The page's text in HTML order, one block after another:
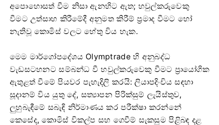
අපොහොසත් වීම නිසා ඇනහිට ඇත; හවුල්කරුවෙකු
වීමට උත්සාහ කිරීමේදී අනුමත කිරීම් ප්‍රමාද වීමට හෝ
නැතිවූ කොමිස් වලට හේතු විය හැක.
මෙම මාර්ගෝපදේශය Olymptrade හි අනුබද්ධ
වැඩසටහනට සම්බන්ධ වී හවුල්කරුවෙකු වීමට ප්‍රායෝගික
ඇතුළත් වීමේ පියවර පැහැදිලි කරයි: ලියාපදිංචිය සඳහා
සූදානම් විය යුතු දේ, සත්‍යාපන පිරික්සුම් ලැයිස්තුව,
ලුහුබැඳීමේ සබැඳි නිර්මාණය කර පරීක්ෂා කරන්නේ
කෙසේද, කොමිස් විකල්ප සහ ගෙවීම් සැකසුම පිළිබඳ දළ